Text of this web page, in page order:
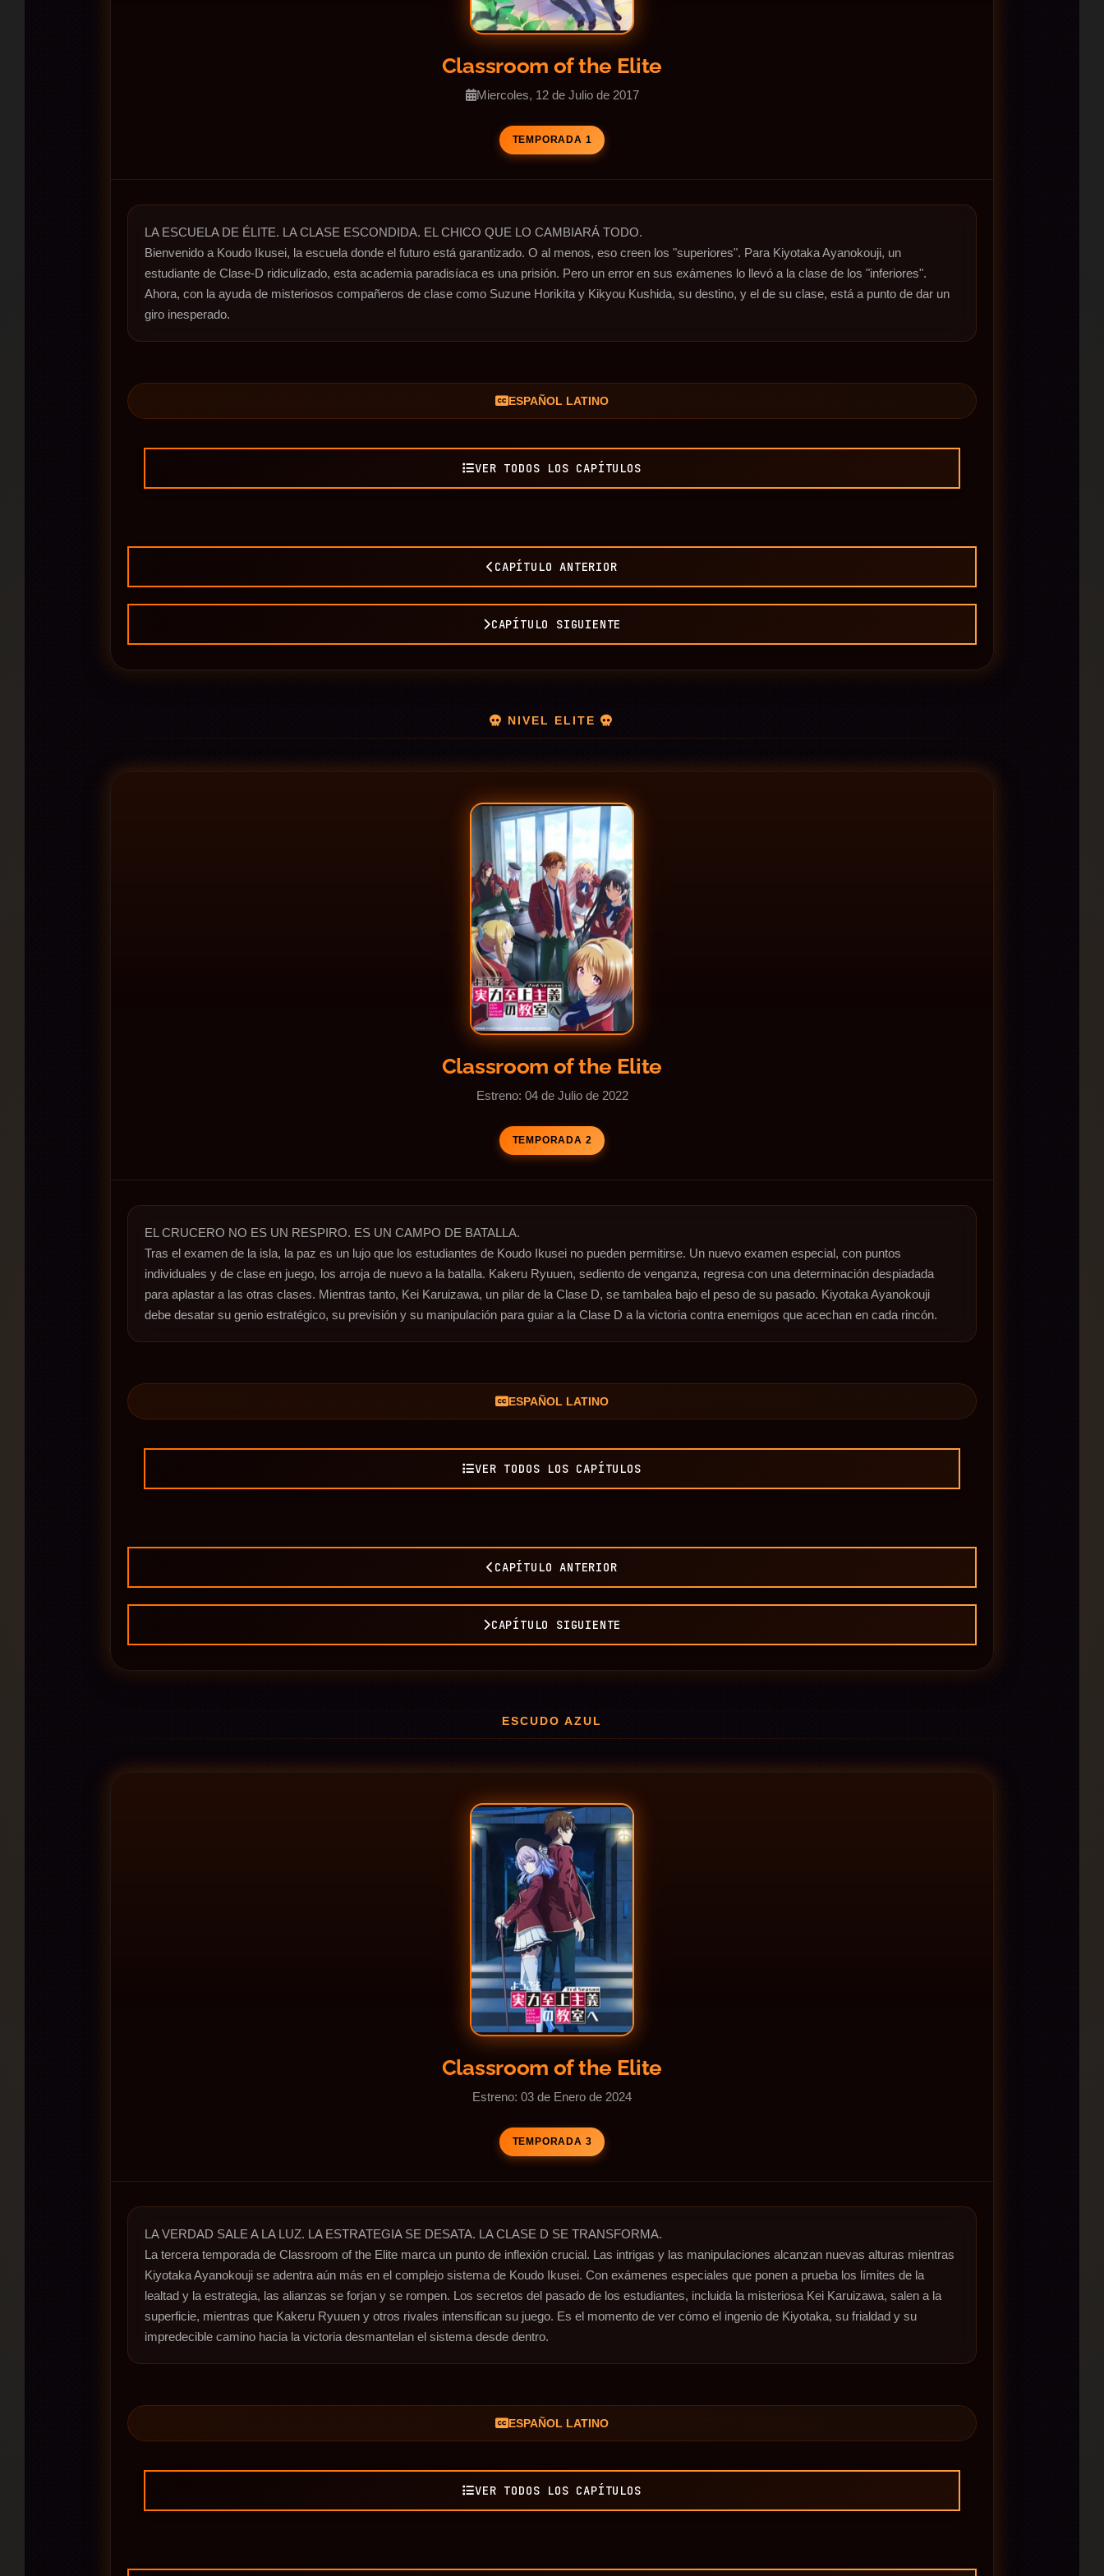
Classroom of the Elite
Miercoles, 12 de Julio de 2017
TEMPORADA 1
LA ESCUELA DE ÉLITE. LA CLASE ESCONDIDA. EL CHICO QUE LO CAMBIARÁ TODO.
Bienvenido a Koudo Ikusei, la escuela donde el futuro está garantizado. O al menos, eso creen los "superiores". Para Kiyotaka Ayanokouji, un
estudiante de Clase-D ridiculizado, esta academia paradisíaca es una prisión. Pero un error en sus exámenes lo llevó a la clase de los "inferiores".
Ahora, con la ayuda de misteriosos compañeros de clase como Suzune Horikita y Kikyou Kushida, su destino, y el de su clase, está a punto de dar un
giro inesperado.
ESPAÑOL LATINO
VER TODOS LOS CAPÍTULOS
CAPÍTULO ANTERIOR
CAPÍTULO SIGUIENTE
NIVEL ELITE
Classroom of the Elite
Estreno: 04 de Julio de 2022
TEMPORADA 2
EL CRUCERO NO ES UN RESPIRO. ES UN CAMPO DE BATALLA.
Tras el examen de la isla, la paz es un lujo que los estudiantes de Koudo Ikusei no pueden permitirse. Un nuevo examen especial, con puntos
individuales y de clase en juego, los arroja de nuevo a la batalla. Kakeru Ryuuen, sediento de venganza, regresa con una determinación despiadada
para aplastar a las otras clases. Mientras tanto, Kei Karuizawa, un pilar de la Clase D, se tambalea bajo el peso de su pasado. Kiyotaka Ayanokouji
debe desatar su genio estratégico, su previsión y su manipulación para guiar a la Clase D a la victoria contra enemigos que acechan en cada rincón.
ESPAÑOL LATINO
VER TODOS LOS CAPÍTULOS
CAPÍTULO ANTERIOR
CAPÍTULO SIGUIENTE
ESCUDO AZUL
Classroom of the Elite
Estreno: 03 de Enero de 2024
TEMPORADA 3
LA VERDAD SALE A LA LUZ. LA ESTRATEGIA SE DESATA. LA CLASE D SE TRANSFORMA.
La tercera temporada de Classroom of the Elite marca un punto de inflexión crucial. Las intrigas y las manipulaciones alcanzan nuevas alturas mientras
Kiyotaka Ayanokouji se adentra aún más en el complejo sistema de Koudo Ikusei. Con exámenes especiales que ponen a prueba los límites de la
lealtad y la estrategia, las alianzas se forjan y se rompen. Los secretos del pasado de los estudiantes, incluida la misteriosa Kei Karuizawa, salen a la
superficie, mientras que Kakeru Ryuuen y otros rivales intensifican su juego. Es el momento de ver cómo el ingenio de Kiyotaka, su frialdad y su
impredecible camino hacia la victoria desmantelan el sistema desde dentro.
ESPAÑOL LATINO
VER TODOS LOS CAPÍTULOS